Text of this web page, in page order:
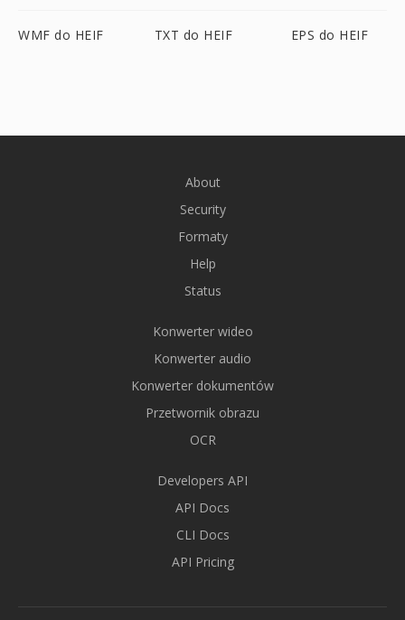
WMF do HEIF TXT do HEIF EPS do HEIF
About
Security
Formaty
Help
Status
Konwerter wideo
Konwerter audio
Konwerter dokumentów
Przetwornik obrazu
OCR
Developers API
API Docs
CLI Docs
API Pricing